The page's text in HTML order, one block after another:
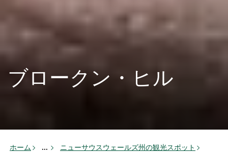
ブロークン・ヒル
ホーム ...
ニューサウスウェールズ州の観光スポット